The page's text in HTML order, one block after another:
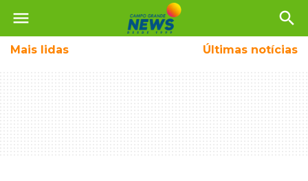
menu search
Mais lidas Últimas notícias